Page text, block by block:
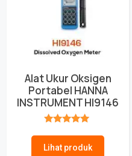
Alat Ukur Oksigen
Portabel HANNA
INSTRUMENT HI9146
Lihat produk